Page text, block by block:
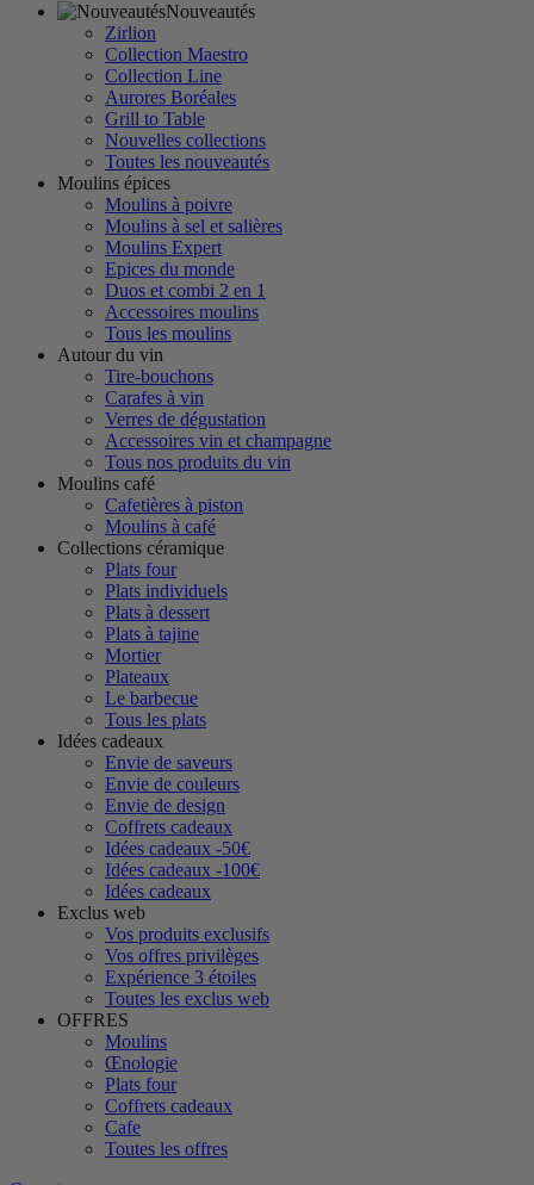
Nouveautés
Zirlion
Collection Maestro
Collection Line
Aurores Boréales
Grill to Table
Nouvelles collections
Toutes les nouveautés
Moulins épices
Moulins à poivre
Moulins à sel et salières
Moulins Expert
Epices du monde
Duos et combi 2 en 1
Accessoires moulins
Tous les moulins
Autour du vin
Tire-bouchons
Carafes à vin
Verres de dégustation
Accessoires vin et champagne
Tous nos produits du vin
Moulins café
Cafetières à piston
Moulins à café
Collections céramique
Plats four
Plats individuels
Plats à dessert
Plats à tajine
Mortier
Plateaux
Le barbecue
Tous les plats
Idées cadeaux
Envie de saveurs
Envie de couleurs
Envie de design
Coffrets cadeaux
Idées cadeaux -50€
Idées cadeaux -100€
Idées cadeaux
Exclus web
Vos produits exclusifs
Vos offres privilèges
Expérience 3 étoiles
Toutes les exclus web
OFFRES
Moulins
Œnologie
Plats four
Coffrets cadeaux
Cafe
Toutes les offres